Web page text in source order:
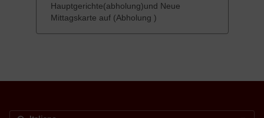
Hauptgerichte(abholung)und Neue
Mittagskarte auf (Abholung )